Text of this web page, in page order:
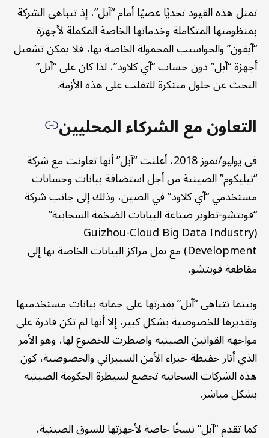
تمثل هذه القيود تحديًا عصيًا أمام “آبل”، إذ تتباهى الشركة
بمنظومتها المتكاملة وخدماتها الخاصة المكملة لأجهزة
“آيفون” والحواسيب المحمولة الخاصة بها، فلا يمكن تشغيل
أجهزة “آبل” دون حساب “آي كلاود”، لذا كان على “آبل”
البحث عن حلول مبتكرة للتغلب على هذه الأزمة.
التعاون مع الشركاء المحليين
في يوليو/تموز 2018، أعلنت “آبل” أنها تعاونت مع شركة
“تيليكوم” الصينية من أجل استضافة بيانات وحسابات
مستخدمي “آي كلاود” في الصين، وذلك إلى جانب شركة
“قويتشو-تطوير صناعة البيانات الضخمة السحابية”
(Guizhou-Cloud Big Data Industry
Development) مع نقل مراكز البيانات الخاصة بها إلى
مقاطعة قويتشو.
وبينما تتباهى “آبل” بقدرتها على حماية بيانات مستخدميها
وتقديرها للخصوصية بشكل كبير، إلا أنها لم تكن قادرة على
مواجهة القوانين الصينية واضطرت للخضوع لها، وهو الأمر
الذي أثار حفيظة خبراء الأمن السيبراني والخصوصية، كون
هذه الشركات السحابية تخضع لسيطرة الحكومة الصينية
بشكل مباشر.
كما تقدم “آبل” نسخًا خاصة لأجهزتها للسوق الصينية،